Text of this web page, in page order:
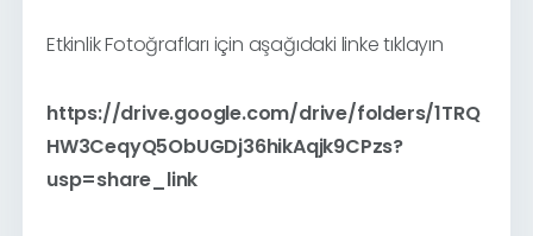
Etkinlik Fotoğrafları için aşağıdaki linke tıklayın
https://drive.google.com/drive/folders/1TRQ
HW3CeqyQ5ObUGDj36hikAqjk9CPzs?
usp=share_link